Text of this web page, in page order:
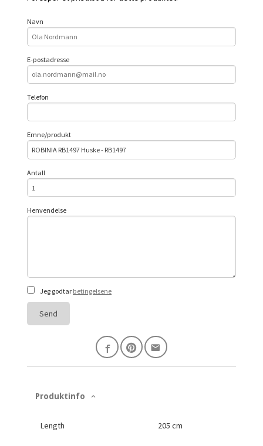
Navn
E-postadresse
Telefon
Emne/produkt
Antall
Henvendelse
Jeg godtar betingelsene
Send
Produktinfo
Length 205 cm